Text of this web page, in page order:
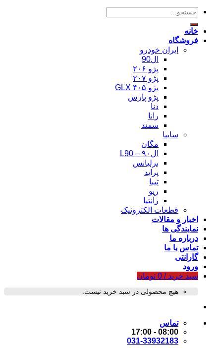
جستجو
خانه
فروشگاه
ایران خودرو
ال90
پژو ۲۰۶
پژو ۲۰۷
پژو ۴۰۵ GLX
پژو پارس
دنا
رانا
سمند
سایپا
مگان
ال۹۰ – L90
برلیانس
پراید
تیبا
ریو
زانتیا
قطعات الکترونیک
اخبار و مقالات
نمایندگی ها
درباره ما
تماس با ما
گارانتی
ورود
سبد خرید / 0 تومان
هیچ محصولی در سبد خرید نیست.
تماس
08:00 - 17:00
031-33932183